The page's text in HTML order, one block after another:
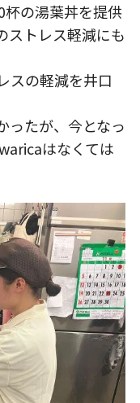
の湯葉丼を提供
ストレス軽減にも
スの軽減を井口
ったが、今となっ
はなくては